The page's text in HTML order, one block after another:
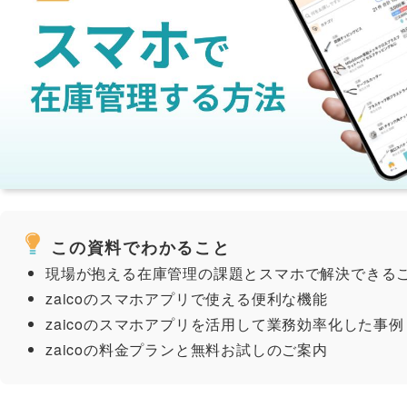
この資料でわかること
現場が抱える在庫管理の課題とスマホで解決できる
zaicoのスマホアプリで使える便利な機能
zaicoのスマホアプリを活用して業務効率化した事例
zaicoの料金プランと無料お試しのご案内